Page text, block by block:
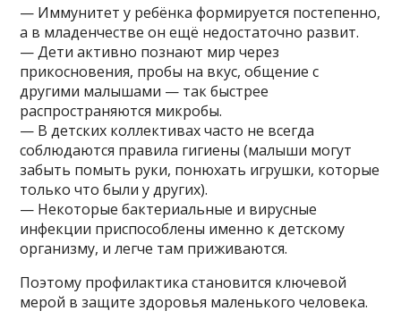
— Иммунитет у ребёнка формируется постепенно,
а в младенчестве он ещё недостаточно развит.
— Дети активно познают мир через
прикосновения, пробы на вкус, общение с
другими малышами — так быстрее
распространяются микробы.
— В детских коллективах часто не всегда
соблюдаются правила гигиены (малыши могут
забыть помыть руки, понюхать игрушки, которые
только что были у других).
— Некоторые бактериальные и вирусные
инфекции приспособлены именно к детскому
организму, и легче там приживаются.
Поэтому профилактика становится ключевой
мерой в защите здоровья маленького человека.